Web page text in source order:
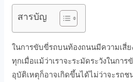
สารบัญ
ในการขับขี่รถบนท้องถนนมีความเสี่
ทุกเมื่อแม้ว่าเราจะระมัดระวังในกา
อุบัติเหตุก็อาจเกิดขึ้นได้ไม่ว่าจะรถ